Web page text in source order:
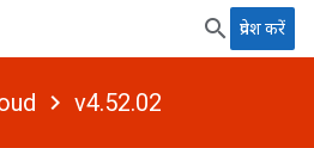
प्रवेश करें
v4.52.02